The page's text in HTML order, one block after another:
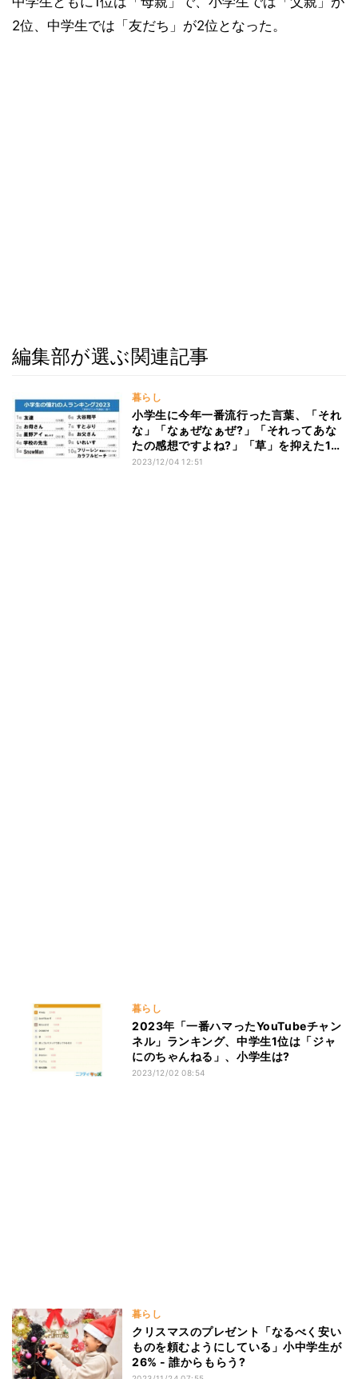
2位、中学生では「友だち」が2位となった。
編集部が選ぶ関連記事
暮らし
小学生に今年一番流行った言葉、「それ
な」「なぁぜなぁぜ?」「それってあな
たの感想ですよね?」「草」を抑えた1位
は? - ベネッセ調査
2023/12/04 12:51
暮らし
2023年「一番ハマったYouTubeチャン
ネル」ランキング、中学生1位は「ジャ
にのちゃんねる」、小学生は?
2023/12/02 08:54
暮らし
クリスマスのプレゼント「なるべく安い
ものを頼むようにしている」小中学生が
26% - 誰からもらう?